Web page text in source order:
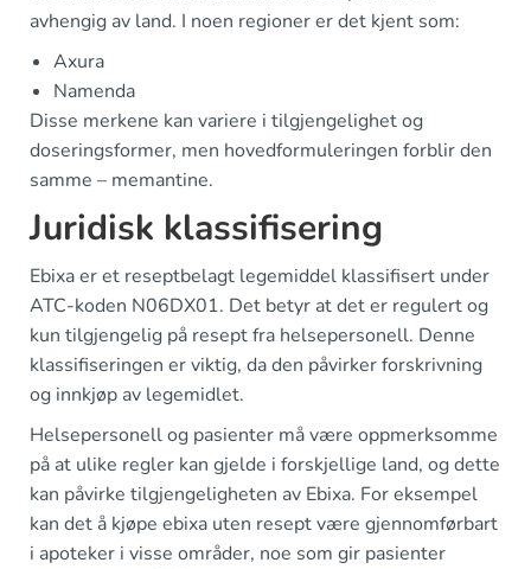
avhengig av land. I noen regioner er det kjent som:
Axura
Namenda
Disse merkene kan variere i tilgjengelighet og
doseringsformer, men hovedformuleringen forblir den
samme – memantine.
Juridisk klassifisering
Ebixa er et reseptbelagt legemiddel klassifisert under
ATC-koden N06DX01. Det betyr at det er regulert og
kun tilgjengelig på resept fra helsepersonell. Denne
klassifiseringen er viktig, da den påvirker forskrivning
og innkjøp av legemidlet.
Helsepersonell og pasienter må være oppmerksomme
på at ulike regler kan gjelde i forskjellige land, og dette
kan påvirke tilgjengeligheten av Ebixa. For eksempel
kan det å kjøpe ebixa uten resept være gjennomførbart
i apoteker i visse områder, noe som gir pasienter